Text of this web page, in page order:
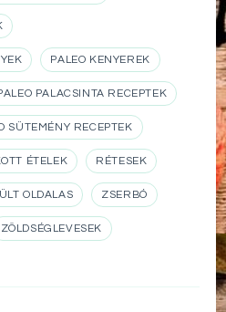
PALEO KENYEREK
PALACSINTA RECEPTEK
SÜTEMÉNY RECEPTEK
ÉTELEK RÉTESEK
OLDALAS ZSERBÓ
ZÖLDSÉGLEVESEK